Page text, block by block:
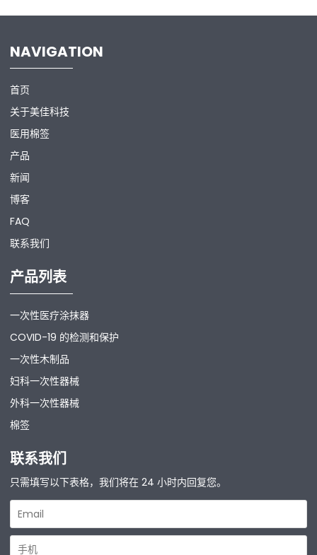
NAVIGATION
首页
关于美佳科技
医用棉签
产品
新闻
博客
FAQ
联系我们
产品列表
一次性医疗涂抹器
COVID-19 的检测和保护
一次性木制品
妇科一次性器械
外科一次性器械
棉签
联系我们
只需填写以下表格，我们将在 24 小时内回复您。